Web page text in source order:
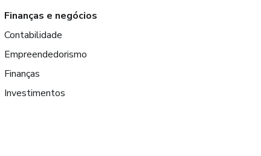
Finanças e negócios
Contabilidade
Empreendedorismo
Finanças
Investimentos